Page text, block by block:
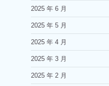
2025 年 6 月
2025 年 5 月
2025 年 4 月
2025 年 3 月
2025 年 2 月